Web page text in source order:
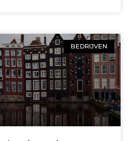
BEDRIJVEN